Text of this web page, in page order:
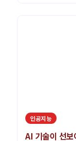
인공지능
AI 기술이 선